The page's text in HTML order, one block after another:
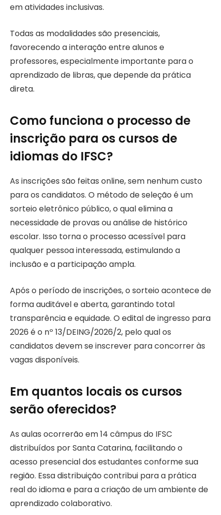
em atividades inclusivas.
Todas as modalidades são presenciais,
favorecendo a interação entre alunos e
professores, especialmente importante para o
aprendizado de libras, que depende da prática
direta.
Como funciona o processo de
inscrição para os cursos de
idiomas do IFSC?
As inscrições são feitas online, sem nenhum custo
para os candidatos. O método de seleção é um
sorteio eletrônico público, o qual elimina a
necessidade de provas ou análise de histórico
escolar. Isso torna o processo acessível para
qualquer pessoa interessada, estimulando a
inclusão e a participação ampla.
Após o período de inscrições, o sorteio acontece de
forma auditável e aberta, garantindo total
transparência e equidade. O edital de ingresso para
2026 é o nº 13/DEING/2026/2, pelo qual os
candidatos devem se inscrever para concorrer às
vagas disponíveis.
Em quantos locais os cursos
serão oferecidos?
As aulas ocorrerão em 14 câmpus do IFSC
distribuídos por Santa Catarina, facilitando o
acesso presencial dos estudantes conforme sua
região. Essa distribuição contribui para a prática
real do idioma e para a criação de um ambiente de
aprendizado colaborativo.